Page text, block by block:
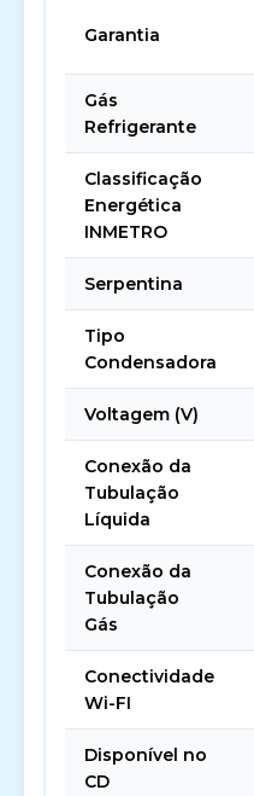
Garantia
Gás
Refrigerante
Classificação
Energética
INMETRO
Serpentina
Tipo
Condensadora
Voltagem (V)
Conexão da
Tubulação
Líquida
Conexão da
Tubulação
Gás
Conectividade
Wi-FI
Disponível no
CD